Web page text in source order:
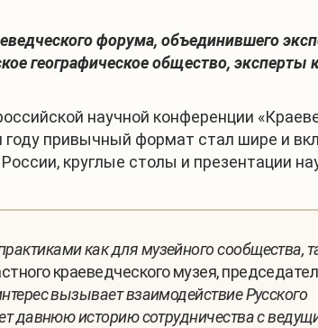
форума, объединившего
географическое общество, эксперты
научной конференции
году привычный формат стал шире и
круглые столы и презентации
как для музейного сообщества,
краеведческого музея,
вызывает взаимодействие Русского
давнюю историю сотрудничества с